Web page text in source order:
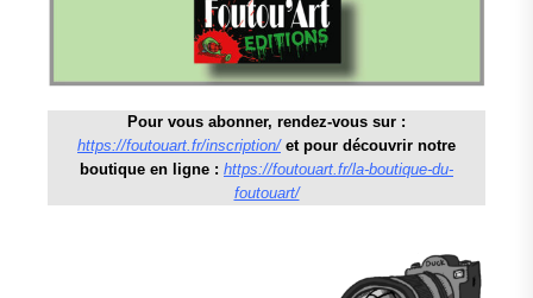
Pour vous abonner, rendez-vous sur :
https://foutouart.fr/inscription/ et pour découvrir notre
boutique en ligne : https://foutouart.fr/la-boutique-du-
foutouart/